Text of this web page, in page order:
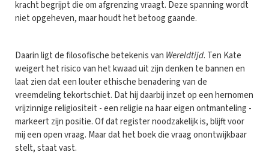
kracht begrijpt die om afgrenzing vraagt. Deze spanning wordt
niet opgeheven, maar houdt het betoog gaande.
Daarin ligt de filosofische betekenis van Wereldtijd. Ten Kate
weigert het risico van het kwaad uit zijn denken te bannen en
laat zien dat een louter ethische benadering van de
vreemdeling tekortschiet. Dat hij daarbij inzet op een hernomen
vrijzinnige religiositeit - een religie na haar eigen ontmanteling -
markeert zijn positie. Of dat register noodzakelijk is, blijft voor
mij een open vraag. Maar dat het boek die vraag onontwijkbaar
stelt, staat vast.